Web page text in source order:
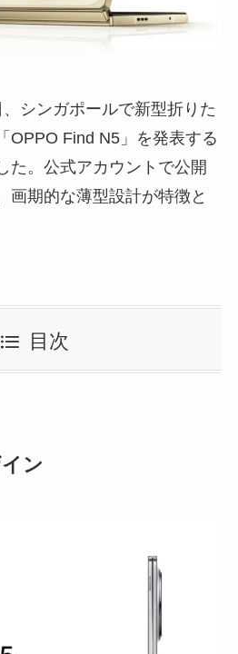
シンガポールで新型折りた
OPPO Find N5」を発表する
た。公式アカウントで公開
画期的な薄型設計が特徴と
目次
ン